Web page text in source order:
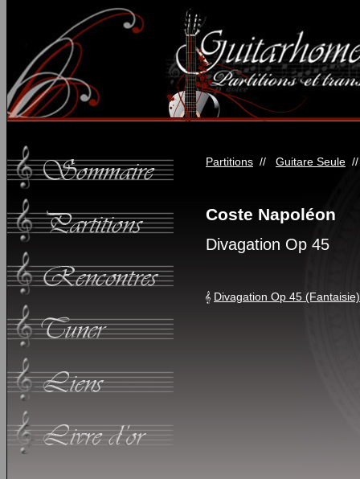
Partitions // Guitare Seule
Coste Napoléon
Divagation Op 45
Divagation Op 45 (Fantaisie)